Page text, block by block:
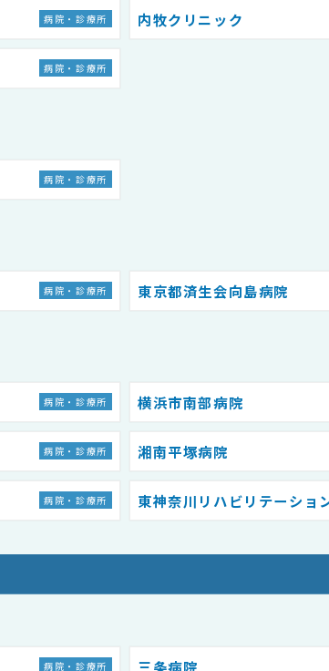
病院・診療所 内牧クリニック
病院・診療所
病院・診療所
病院・診療所 東京都済生会向島病院
病院・診療所 横浜市南部病院
病院・診療所 湘南平塚病院
病院・診療所 東神奈川リハビリテーショ
病院・診療所 三条病院